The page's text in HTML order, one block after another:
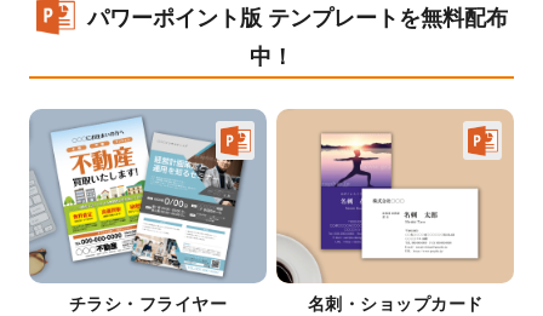
パワーポイント版 テンプレートを無料配布
中！
チラシ・フライヤー 名刺・ショップカード